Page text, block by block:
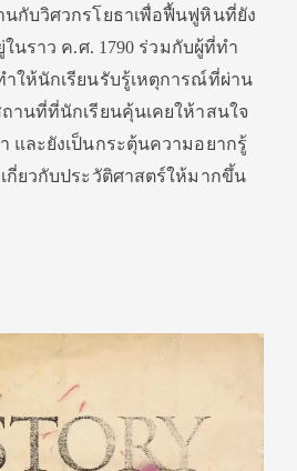
นกับวิศวกรโยธาเพื่อฟื้นฟูหินที่ยัง
นราว ค.ศ. 1790 ร่วมกับผู้ที่ทำ
ำให้นักเรียนรับรู้เหตุการณ์ที่ผ่าน
านที่ที่นักเรียนคุ้นเคยให้าสนใจ
และยังเป็นกระตุ้นความอยากรู้
กี่ยวกับประวัติศาสตร์ให้มากขึ้น